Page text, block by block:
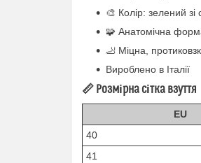
🎨 Колір: зелений
🧩 Анатомічна
🦶 Міцна,
Вироблено в Італії
📏 Розмірна сітка взуття
EU
40
41